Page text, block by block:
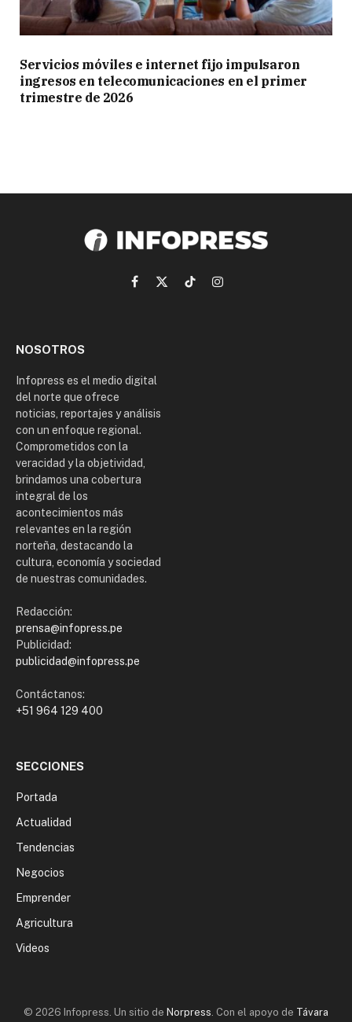
Servicios móviles e internet fijo impulsaron
ingresos en telecomunicaciones en el primer
trimestre de 2026
Facebook
X
TikTokInstagram
NOSOTROS
Infopress es el medio digital
del norte que ofrece
noticias, reportajes y análisis
con un enfoque regional.
Comprometidos con la
veracidad y la objetividad,
brindamos una cobertura
integral de los
acontecimientos más
relevantes en la región
norteña, destacando la
cultura, economía y sociedad
de nuestras comunidades.
Redacción:
prensa@infopress.pe
Publicidad:
publicidad@infopress.pe
Contáctanos:
+51 964 129 400
SECCIONES
Portada
Actualidad
Tendencias
Negocios
Emprender
Agricultura
Videos
© 2026 Infopress. Un sitio de Norpress. Con el apoyo de Távara